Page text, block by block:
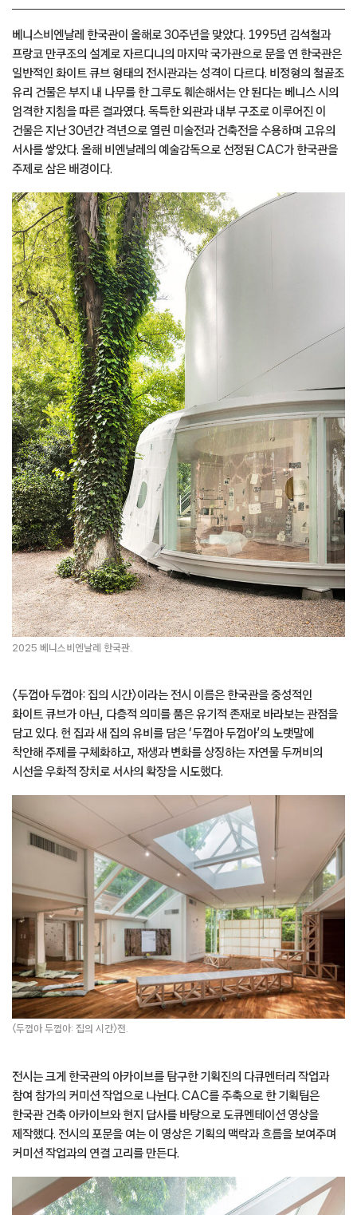
베니스비엔날레 한국관이 올해로 30주년을 맞았다. 1995년 김석철과
프랑코 만쿠조의 설계로 자르디니의 마지막 국가관으로 문을 연 한국관은
일반적인 화이트 큐브 형태의 전시관과는 성격이 다르다. 비정형의 철골조
유리 건물은 부지 내 나무를 한 그루도 훼손해서는 안 된다는 베니스 시의
엄격한 지침을 따른 결과였다. 독특한 외관과 내부 구조로 이루어진 이
건물은 지난 30년간 격년으로 열린 미술전과 건축전을 수용하며 고유의
서사를 쌓았다. 올해 비엔날레의 예술감독으로 선정된 CAC가 한국관을
주제로 삼은 배경이다.
2025 베니스비엔날레 한국관.
〈두껍아 두껍아: 집의 시간〉이라는 전시 이름은 한국관을 중성적인
화이트 큐브가 아닌, 다층적 의미를 품은 유기적 존재로 바라보는 관점을
담고 있다. 헌 집과 새 집의 유비를 담은 ‘두껍아 두껍아’의 노랫말에
착안해 주제를 구체화하고, 재생과 변화를 상징하는 자연물 두꺼비의
시선을 우화적 장치로 서사의 확장을 시도했다.
〈두껍아 두껍아: 집의 시간〉전.
전시는 크게 한국관의 아카이브를 탐구한 기획진의 다큐멘터리 작업과
참여 참가의 커미션 작업으로 나뉜다. CAC를 주축으로 한 기획팀은
한국관 건축 아카이브와 현지 답사를 바탕으로 도큐멘테이션 영상을
제작했다. 전시의 포문을 여는 이 영상은 기획의 맥락과 흐름을 보여주며
커미션 작업과의 연결 고리를 만든다.